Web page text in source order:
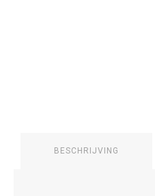
BESCHRIJVING